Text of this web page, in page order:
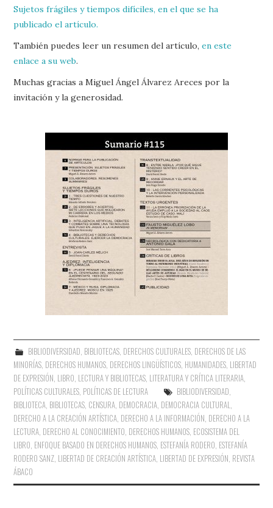
Sujetos frágiles y tiempos difíciles, en el que se ha
publicado el artículo.
También puedes leer un resumen del artículo,en este
enlace a su web.
Muchas gracias a Miguel Ángel Álvarez Areces por la
invitación y la generosidad.
BIBLIODIVERSIDAD, BIBLIOTECAS, DERECHOS CULTURALES, DERECHOS DE LAS
MINORÍAS, DERECHOS HUMANOS, DERECHOS LINGÜÍSTICOS, HUMANIDADES, LIBERTAD
DE EXPRESIÓN, LIBRO, LECTURA Y BIBLIOTECAS, LITERATURA Y CRÍTICA LITERARIA,
POLÍTICAS CULTURALES, POLÍTICAS DE LECTURA BIBLIODIVERSIDAD,
BIBLIOTECA, BIBLIOTECAS, CENSURA, DEMOCRACIA, DEMOCRACIA CULTURAL,
DERECHO A LA CREACIÓN ARTÍSTICA, DERECHO A LA INFORMACIÓN, DERECHO A LA
LECTURA, DERECHO AL CONOCIMIENTO, DERECHOS HUMANOS, ECOSISTEMA DEL
LIBRO, ENFOQUE BASADO EN DERECHOS HUMANOS, ESTEFANÍA RODERO, ESTEFANÍA
RODERO SANZ, LIBERTAD DE CREACIÓN ARTÍSTICA, LIBERTAD DE EXPRESIÓN, REVISTA
ÁBACO